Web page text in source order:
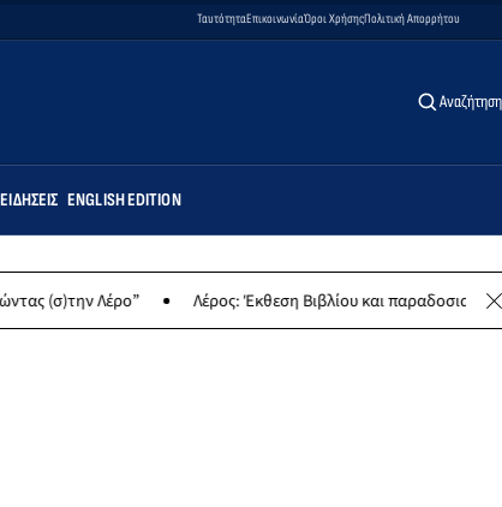
ΤαυτότηταΕπικοινωνίαΌροι ΧρήσηςΠολιτική Απορρήτου
Αναζήτηση
ENGLISH EDITION
Λέρος: Έκθεση Βιβλίου και παραδοσιακών γλυκών για